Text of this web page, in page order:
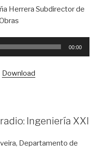
Herrera Subdirector de
00:00
Download
Ingeniería XXI
Departamento de